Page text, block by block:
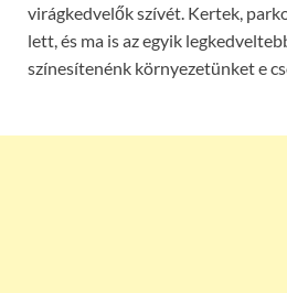
virágkedvelők szívét. Kertek,
lett, és ma is az egyik
színesítenénk környezetünket e